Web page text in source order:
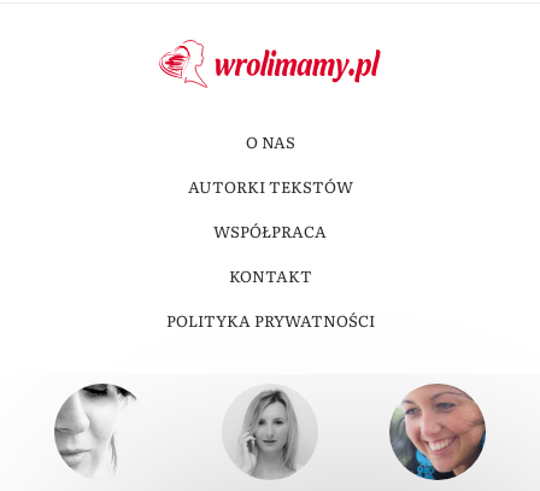
O NAS
AUTORKI TEKSTÓW
WSPÓŁPRACA
KONTAKT
POLITYKA PRYWATNOŚCI